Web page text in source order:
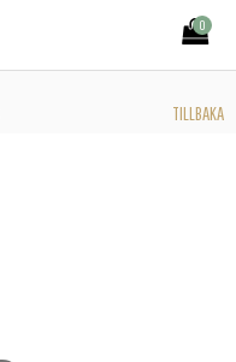
0
TILLBAKA